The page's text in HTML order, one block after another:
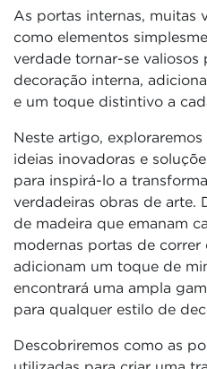
As portas internas, muitas
como elementos
verdade tornar-se valiosos
decoração interna,
e um toque distintivo a
Neste artigo,
ideias inovadoras e
para inspirá-lo a
verdadeiras obras de arte.
de madeira que emanam
modernas portas de
adicionam um toque de
encontrará uma ampla
para qualquer estilo de
Descobriremos como as